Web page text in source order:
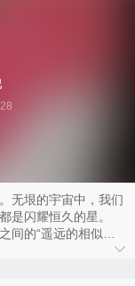
无垠的宇宙中，我们
是闪耀恒久的星。
的“遥远的相似性”
处的世界，从而产生